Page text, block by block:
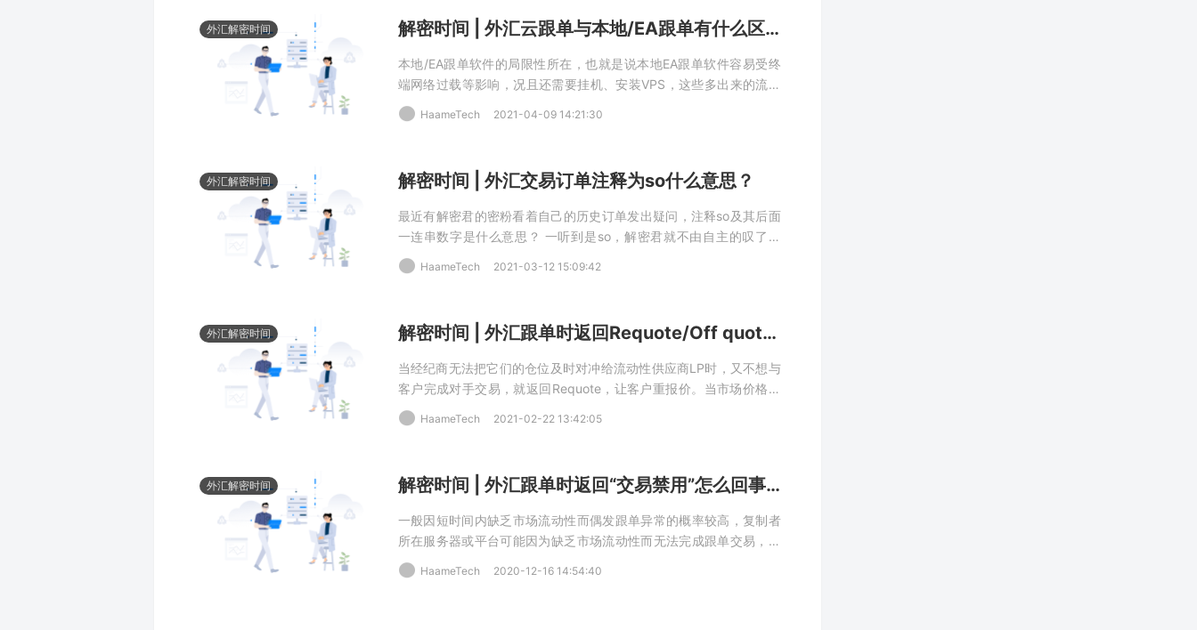
外汇解密时间 解密时间 | 外汇云跟单与本地/EA跟单有什么区别？
本地/EA跟单软件的局限性所在，也就是说本地EA跟单软件容易受终
端网络过载等影响，况且还需要挂机、安装VPS，这些多出来的流程
就多出了潜在不稳定的环节并相应对跟单执行速度产生影响。
HaameTech 2021-04-09 14:21:30
外汇解密时间 解密时间 | 外汇交易订单注释为so什么意思？
最近有解密君的密粉看着自己的历史订单发出疑问，注释so及其后面
一连串数字是什么意思？ 一听到是so，解密君就不由自主的叹了口
气，无他，这位密粉的交易账户肯定是受伤不浅了。
HaameTech 2021-03-12 15:09:42
外汇解密时间 解密时间 | 外汇跟单时返回Requote/Off quotes什么原因？
当经纪商无法把它们的仓位及时对冲给流动性供应商LP时，又不想与
客户完成对手交易，就返回Requote，让客户重报价。当市场价格波
动较大时，瞬时波动超出订单价格允许的偏离点差时，就返回Off
quotes，因为没有合适的报价与之完成对手交易。
HaameTech 2021-02-22 13:42:05
外汇解密时间 解密时间 | 外汇跟单时返回“交易禁用”怎么回事？​
一般因短时间内缺乏市场流动性而偶发跟单异常的概率较高，复制者
所在服务器或平台可能因为缺乏市场流动性而无法完成跟单交易，同
一个服务器的不同账号跟单情况也会有所差异。
HaameTech 2020-12-16 14:54:40